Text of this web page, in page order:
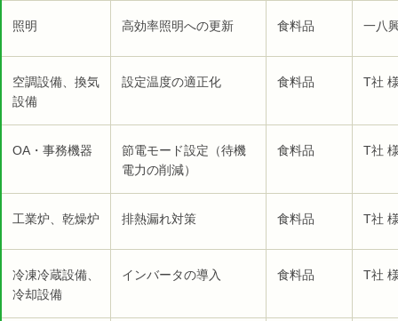
照明 高効率照明への更新 食料品 一八
空調設備、換気
設備
設定温度の適正化 食料品 T社
OA・事務機器
節電モード設定（待機
電力の削減）
食料品 T社
工業炉、乾燥炉 排熱漏れ対策 食料品 T社
冷凍冷蔵設備、
冷却設備
インバータの導入 食料品 T社